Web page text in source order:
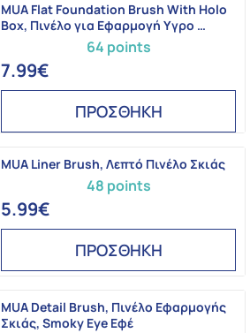
64 points
MUA Flat Foundation Brush With Holo
Box, Πινέλο για Εφαρμογή Υγρο …
7.99€
ΠΡΟΣΘΗΚΗ
48 points
MUA Liner Brush, Λεπτό Πινέλο Σκιάς
5.99€
ΠΡΟΣΘΗΚΗ
MUA Detail Brush, Πινέλο Εφαρμογής
Σκιάς, Smoky Eye Εφέ